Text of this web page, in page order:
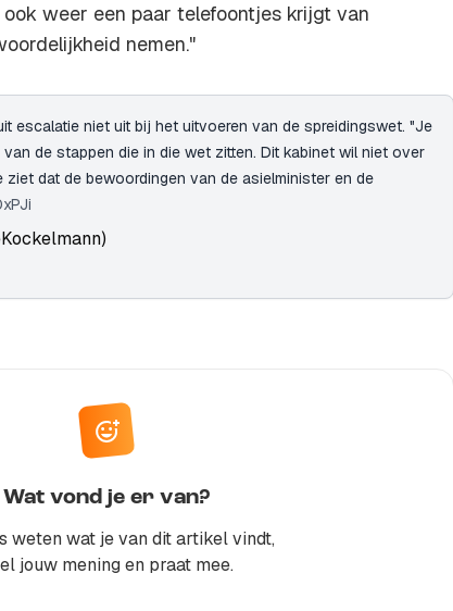
weer een paar telefoontjes krijgt van
nemen."
escalatie niet uit bij het uitvoeren van de spreidingswet. "Je
de stappen die in die wet zitten. Dit kabinet wil niet over
ziet dat de bewoordingen van de asielminister en de
Wat vond je er van?
weten wat je van dit artikel vindt,
jouw mening en praat mee.